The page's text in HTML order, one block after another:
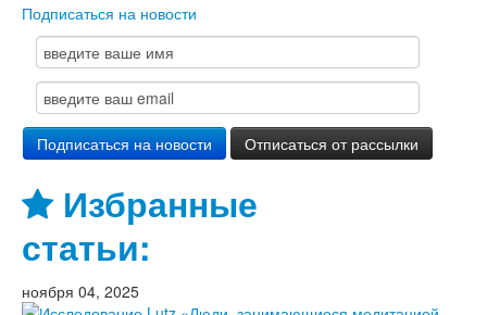
Подписаться на новости
Избранные
статьи:
ноября 04, 2025